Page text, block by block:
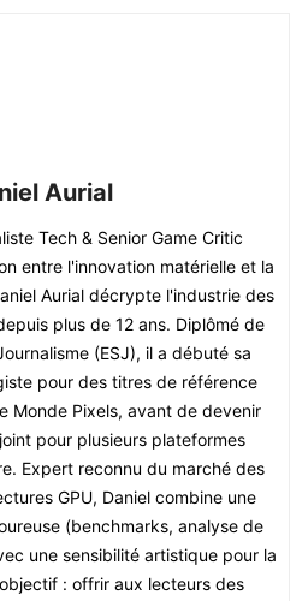
Aurial
Tech & Senior Game Critic
entre l'innovation matérielle et la
Aurial décrypte l'industrie des
plus de 12 ans. Diplômé de
(ESJ), il a débuté sa
pour des titres de référence
Monde Pixels, avant de devenir
pour plusieurs plateformes
Expert reconnu du marché des
GPU, Daniel combine une
(benchmarks, analyse de
une sensibilité artistique pour la
: offrir aux lecteurs des